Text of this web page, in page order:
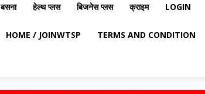
बसना हेल्थ प्लस बिजनेस प्लस क्राइम LOGIN
HOME / JOINWTSP TERMS AND CONDITION